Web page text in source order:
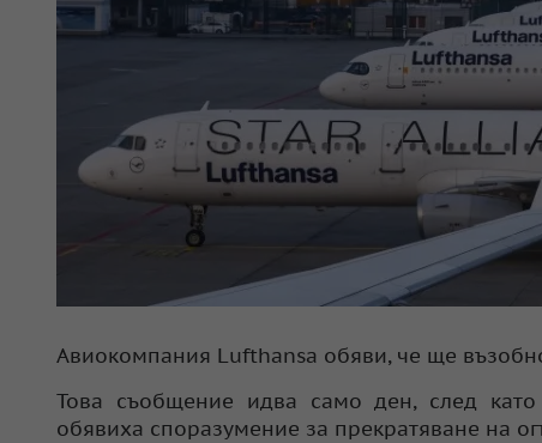
Авиокомпания Lufthansa обяви, че ще
Това съобщение идва само ден, след като
обявиха споразумение за прекратяване на